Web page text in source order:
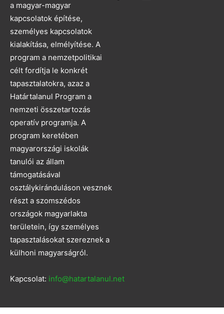
a magyar-magyar
kapcsolatok építése,
személyes kapcsolatok
kialakítása, elmélyítése. A
program a nemzetpolitikai
célt fordítja le konkrét
tapasztalatokra, azaz a
Határtalanul Program a
nemzeti összetartozás
operatív programja. A
program keretében
magyarországi iskolák
tanulói az állam
támogatásával
osztálykiránduláson vesznek
részt a szomszédos
országok magyarlakta
területein, így személyes
tapasztalásokat szereznek a
külhoni magyarságról.
Kapcsolat: info@hatartalanul.net